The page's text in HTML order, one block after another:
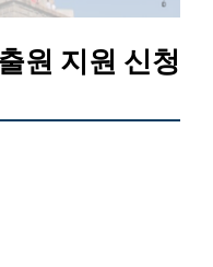
원 지원 신청